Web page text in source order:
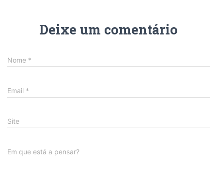
Deixe um comentário
Nome *
Email *
Site
Em que está a pensar?